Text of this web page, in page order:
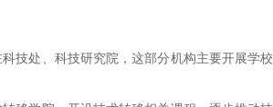
技处、科技研究院，这部分机构主要开展学